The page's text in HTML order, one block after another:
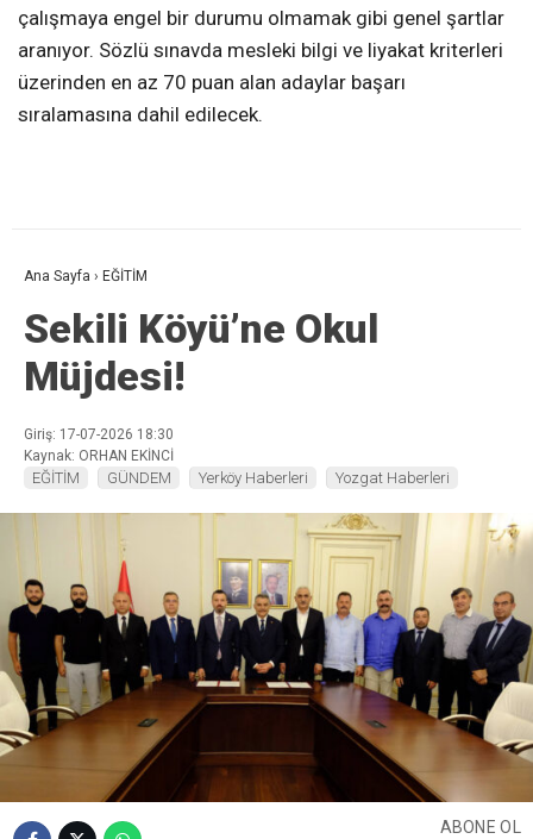
çalışmaya engel bir durumu olmamak gibi genel şartlar
aranıyor. Sözlü sınavda mesleki bilgi ve liyakat kriterleri
üzerinden en az 70 puan alan adaylar başarı
sıralamasına dahil edilecek.
Ana Sayfa › EĞİTİM
Sekili Köyü’ne Okul
Müjdesi!
Giriş: 17-07-2026 18:30
Kaynak: ORHAN EKİNCİ
EĞİTİM GÜNDEM Yerköy Haberleri Yozgat Haberleri
ABONE OL